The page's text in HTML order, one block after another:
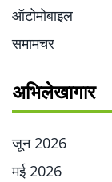
ऑटोमोबाइल
समामचर
अभिलेखागार
जून 2026
मई 2026